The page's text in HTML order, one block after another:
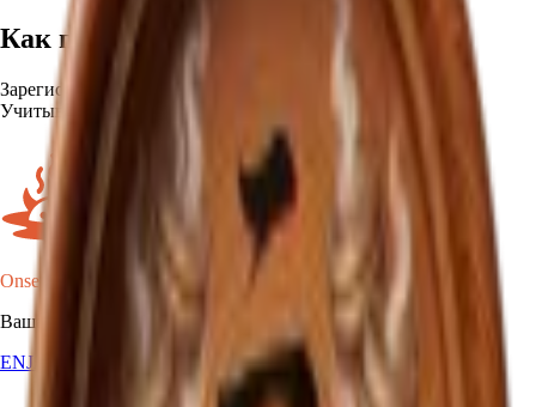
Как получить
Зарегистрируйте посещения в 200 разных онсэнах.
Учитываются только уникальные локации.
Onsen Oni
Ваша карта онсэнов Японии.
ENJA